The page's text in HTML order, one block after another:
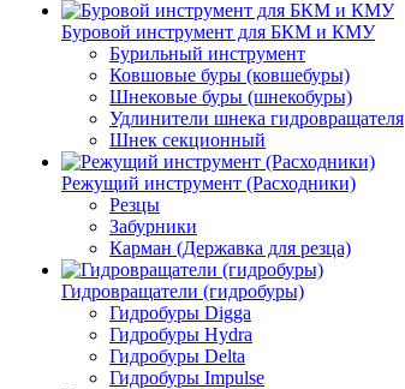
Буровой инструмент для БКМ и КМУ
Бурильный инструмент
Ковшовые буры (ковшебуры)
Шнековые буры (шнекобуры)
Удлинители шнека гидровращателя
Шнек секционный
Режущий инструмент (Расходники)
Резцы
Забурники
Карман (Державка для резца)
Гидровращатели (гидробуры)
Гидробуры Digga
Гидробуры Hydra
Гидробуры Delta
Гидробуры Impulse